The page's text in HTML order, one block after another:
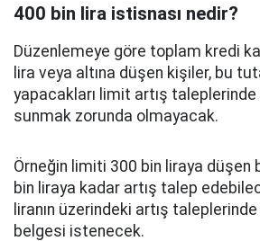
400 bin lira istisnası nedir?
Düzenlemeye göre toplam kredi
lira veya altına düşen kişiler, bu
yapacakları limit artış
sunmak zorunda olmayacak.
Örneğin limiti 300 bin liraya düşen
bin liraya kadar artış talep
liranın üzerindeki artış
belgesi istenecek.